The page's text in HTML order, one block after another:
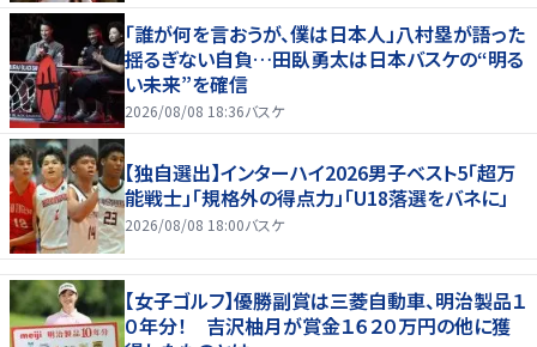
「誰が何を言おうが、僕は日本人」八村塁が語った
揺るぎない自負…田臥勇太は日本バスケの“明る
い未来”を確信
2026/08/08 18:36バスケ
【独自選出】インターハイ2026男子ベスト5「超万
能戦士」「規格外の得点力」「U18落選をバネに」
2026/08/08 18:00バスケ
【女子ゴルフ】優勝副賞は三菱自動車、明治製品１
０年分！ 吉沢柚月が賞金１６２０万円の他に獲